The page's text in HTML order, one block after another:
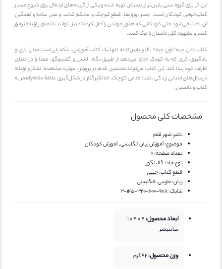
این اثر برای گروه سنی پایین‌تر از دبستان تهیه شده و یکی از گزینه‌های ایده‌آل برای شروع مسیر
کتاب‌خوانی کودکان است. جنس ورق‌ها، قطع کوچک و محکم کتاب، و متن ساده و آهنگین
آن باعث می‌شود حتی کودکانی که هنوز خواندن را آغاز نکرده‌اند نیز بتوانند با تصاویر ارتباط برقرار
کنند و مفهوم کلی داستان را درک کنند.
کتاب «این چیه؟ اون چیه؟ بالا و پایین!» نه تنها یک کتاب آموزشی، بلکه پلی است میان بازی و
یادگیری. اثری که به کودک اجازه می‌دهد از طریق نگاه، لمس و گفت‌وگو، معنا را در دنیای
اطراف خود پیدا کند. این کتاب می‌تواند نخستین قدم در پرورش مهارت مشاهده، تفکر و ارتباط
در سال‌های ابتدایی زندگی باشد؛ قدمی کوچک، اما تأثیرگذار در شکل‌گیری علاقهٔ مادام‌العمر به
کتاب و دانستن.
مشخصات کلی محصول
ناشر: شهر قلم
موضوع:آموزش زبان انگلیسی, آموزش کودکان
تعداد صفحه:11
نوع جلد:گالینگور
قطع کتاب:جیبی
زبان: فارسی-انگلیسی
شابک:978-600-320-145-3
ابعاد محصول:
9 × 9 × 1
سانتیمتر
وزن محصول:92گرم